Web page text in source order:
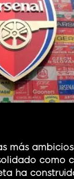
más
como
ha